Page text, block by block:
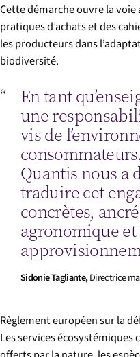
Cette démarche ouvre la
pratiques d’achats et des
les producteurs dans
biodiversité.
En tant
une
vis de
Quantis nous a
traduire cet
concrètes,
agronomique
Sidonie Tagliante,Directrice
Règlement européen sur la
Les services écosystémiques